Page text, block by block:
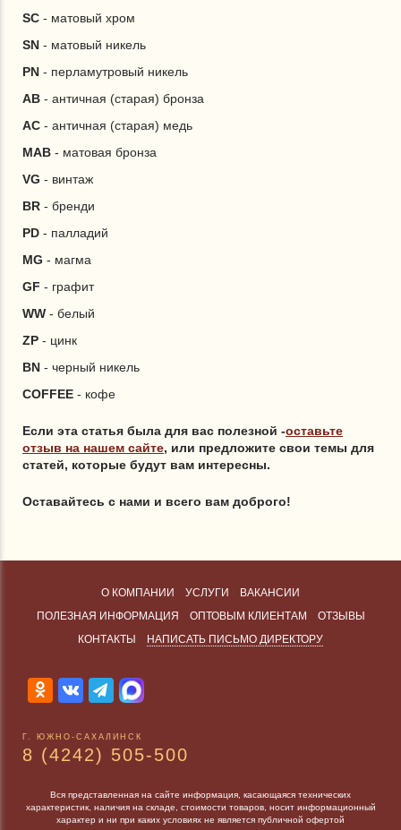
SC - матовый хром
SN - матовый никель
PN - перламутровый никель
AB - античная (старая) бронза
AC - античная (старая) медь
MAB - матовая бронза
VG - винтаж
BR - бренди
PD - палладий
MG - магма
GF - графит
WW - белый
ZP - цинк
BN - черный никель
COFFEE - кофе
Если эта статья была для вас полезной -оставьте
отзыв на нашем сайте, или предложите свои темы для
статей, которые будут вам интересны.
Оставайтесь с нами и всего вам доброго!
О КОМПАНИИ УСЛУГИ
ВАКАНСИИ
ПОЛЕЗНАЯ ИНФОРМАЦИЯ
ОПТОВЫМ КЛИЕНТАМ
ОТЗЫВЫ
КОНТАКТЫ
НАПИСАТЬ ПИСЬМО ДИРЕКТОРУ
Г. ЮЖНО-САХАЛИНСК
8 (4242) 505-500
Вся представленная на сайте информация, касающаяся технических
характеристик, наличия на складе, стоимости товаров, носит информационный
характер и ни при каких условиях не является публичной офертой